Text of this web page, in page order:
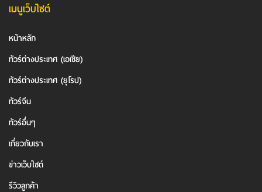
เมนูเว็บไซต์
หน้าหลัก
ทัวร์ต่างประเทศ (เอเชีย)
ทัวร์ต่างประเทศ (ยุโรป)
ทัวร์จีน
ทัวร์อื่นๆ
เกี่ยวกับเรา
ข่าวเว็บไซต์
รีวิวลูกค้า